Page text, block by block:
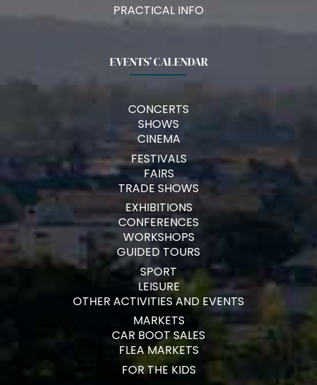
PRACTICAL INFO
EVENTS’ CALENDAR
CONCERTS
SHOWS
CINEMA
FESTIVALS
FAIRS
TRADE SHOWS
EXHIBITIONS
CONFERENCES
WORKSHOPS
GUIDED TOURS
SPORT
LEISURE
OTHER ACTIVITIES AND EVENTS
MARKETS
CAR BOOT SALES
FLEA MARKETS
FOR THE KIDS